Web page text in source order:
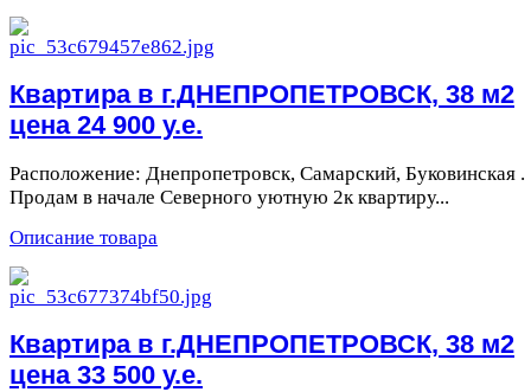
Квартира в г.ДНЕПРОПЕТРОВСК, 38 м2
цена 24 900 у.е.
Расположение: Днепропетровск, Самарский, Буковинская .
Продам в начале Северного уютную 2к квартиру...
Описание товара
Квартира в г.ДНЕПРОПЕТРОВСК, 38 м2
цена 33 500 у.е.